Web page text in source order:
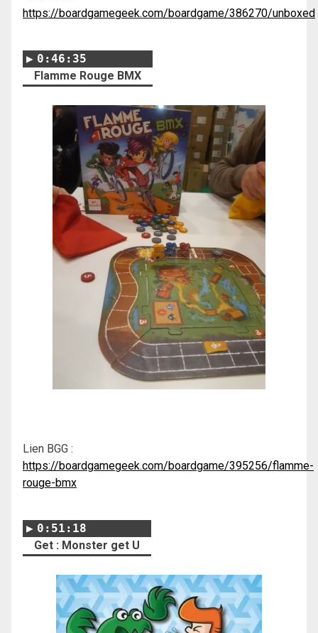
https://boardgamegeek.com/boardgame/386270/unboxed
0:46:35
Flamme Rouge BMX
Lien BGG :
https://boardgamegeek.com/boardgame/395256/flamme-
rouge-bmx
0:51:18
Get : Monster get U